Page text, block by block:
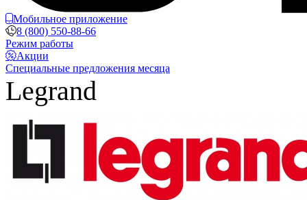
Мобильное приложение
8 (800) 550-88-66
Режим работы
Акции
Специальные предложения месяца
Legrand